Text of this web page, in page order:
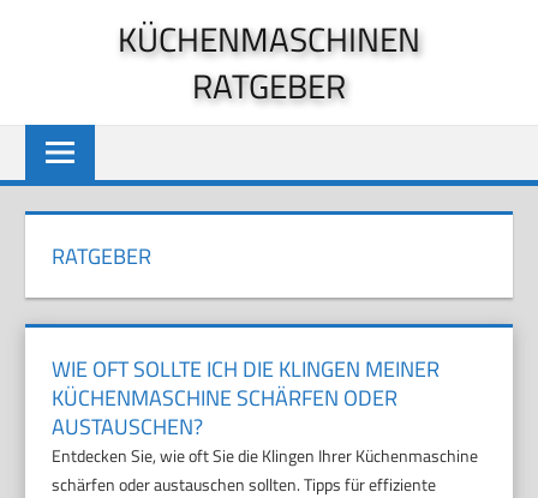
KÜCHENMASCHINEN
RATGEBER
RATGEBER
WIE OFT SOLLTE ICH DIE KLINGEN MEINER
KÜCHENMASCHINE SCHÄRFEN ODER
AUSTAUSCHEN?
Entdecken Sie, wie oft Sie die Klingen Ihrer Küchenmaschine
schärfen oder austauschen sollten. Tipps für effiziente